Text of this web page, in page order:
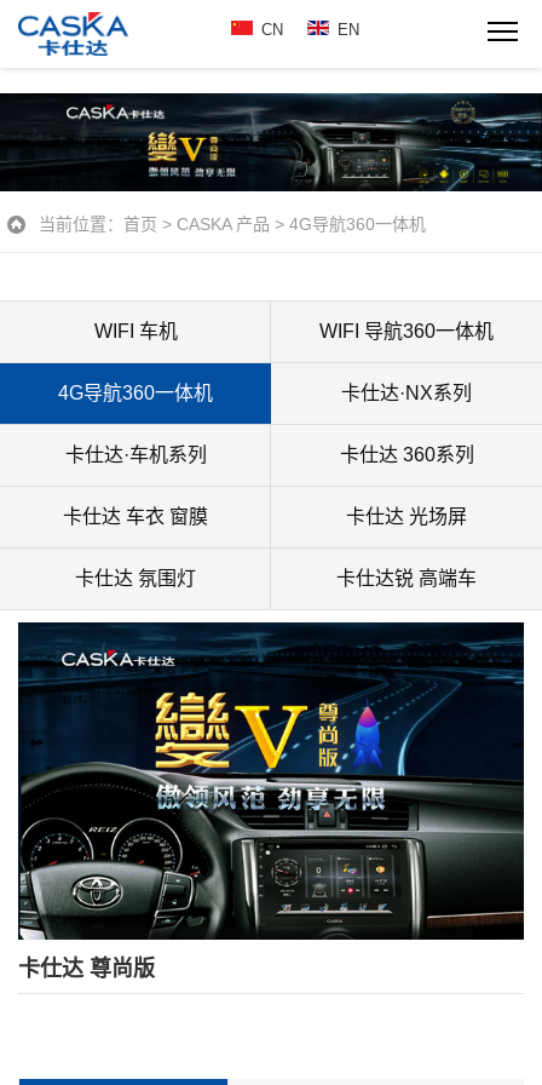
CN EN
当前位置： 首页 > CASKA 产品 > 4G导航360一体机
WIFI 车机 WIFI 导航360一体机
4G导航360一体机 卡仕达·NX系列
卡仕达·车机系列 卡仕达 360系列
卡仕达 车衣 窗膜 卡仕达 光场屏
卡仕达 氛围灯 卡仕达锐 高端车
卡仕达 尊尚版